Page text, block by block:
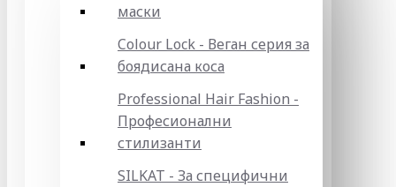
маски
Colour Lock - Веган серия за
боядисана коса
Professional Hair Fashion -
Професионални
стилизанти
SILKAT - За специфични